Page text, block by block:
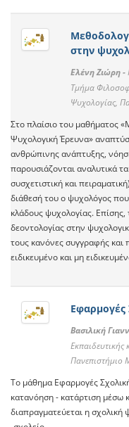
στην
Ελένη Ζιώρη -
Τμήμα
Ψυχολογίας,
Στο πλαίσιο του μαθήματος
Ψυχολογική Έρευνα»
ανθρώπινης ανάπτυξης,
παρουσιάζονται αναλυτικά
συσχετιστική και
διάθεσή του ο ψυχολόγος
κλάδους ψυχολογίας. Επίσης,
δεοντολογίας στην
τους κανόνες συγγραφής και
ειδικευμένο και μη
Eφαρμογές
Βασιλική
Εκπαιδευτικής
Πανεπιστήμιο
Το μάθημα Εφαρμογές
κατανόηση - κατάρτιση μέσω
διαπραγματεύεται η σχολική